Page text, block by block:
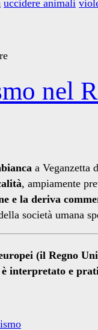
uccidere animali
nel
a Veganzetta
, ampiamente
e la deriva
società umana
(il Regno
interpretato e